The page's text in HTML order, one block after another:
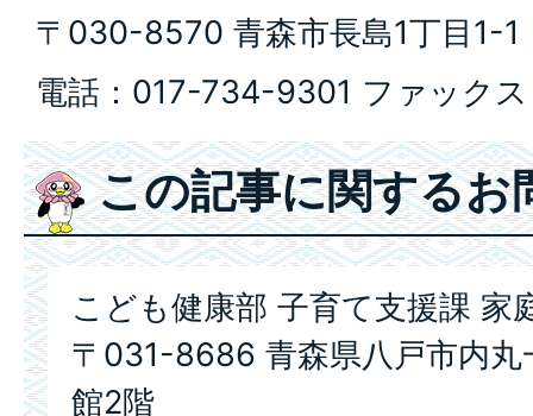
〒030-8570 青森市長島1丁目1-1
電話：017-734-9301 ファック
この記事に関するお
こども健康部 子育て支援課 家
〒031-8686 青森県八戸市内丸
館2階